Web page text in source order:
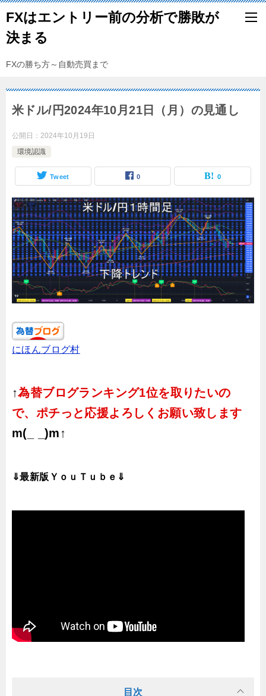
FXはエントリー前の分析で勝敗が
決まる
FXの勝ち方～自動売買まで
米ドル/円2024年10月21日（月）の見通し
公開日： 2024年10月19日
環境認識
Tweet 0 0
にほんブログ村
↑為替ブログランキング1位を取りたいの
で、ポチっと応援よろしくお願い致します
m(_ _)m↑
⇓最新版ＹｏｕＴｕｂｅ⇓
目次